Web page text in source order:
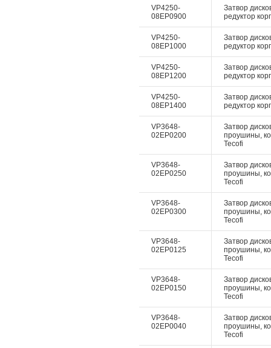
VP4250-
08EP0900
Затвор
редуктор
VP4250-
08EP1000
Затвор
редуктор
VP4250-
08EP1200
Затвор
редуктор
VP4250-
08EP1400
Затвор
редуктор
VP3648-
02EP0200
Затвор
проушины,
Tecofi
VP3648-
02EP0250
Затвор
проушины,
Tecofi
VP3648-
02EP0300
Затвор
проушины,
Tecofi
VP3648-
02EP0125
Затвор
проушины,
Tecofi
VP3648-
02EP0150
Затвор
проушины,
Tecofi
VP3648-
02EP0040
Затвор
проушины,
Tecofi